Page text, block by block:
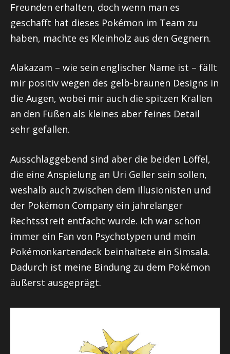
Freunden erhalten, doch wenn man es
geschafft hat dieses Pokémon im Team zu
haben, machte es Kleinholz aus den Gegnern.
Alakazam – wie sein englischer Name ist – fällt
mir positiv wegen des gelb-braunen Designs in
die Augen, wobei mir auch die spitzen Krallen
an den Füßen als kleines aber feines Detail
sehr gefallen.
Ausschlaggebend sind aber die beiden Löffel,
die eine Anspielung an Uri Geller sein sollen,
weshalb auch zwischen dem Illusionisten und
der Pokémon Company ein jahrelanger
Rechtsstreit entfacht wurde. Ich war schon
immer ein Fan von Psychotypen und mein
Pokémonkartendeck beinhaltete ein Simsala.
Dadurch ist meine Bindung zu dem Pokémon
äußerst ausgeprägt.